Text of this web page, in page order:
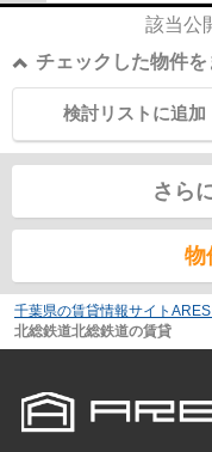
該当公
チェックした物件を
検討リストに追加
さら
物
千葉県の賃貸情報サイト
北総鉄道北総鉄道の賃貸